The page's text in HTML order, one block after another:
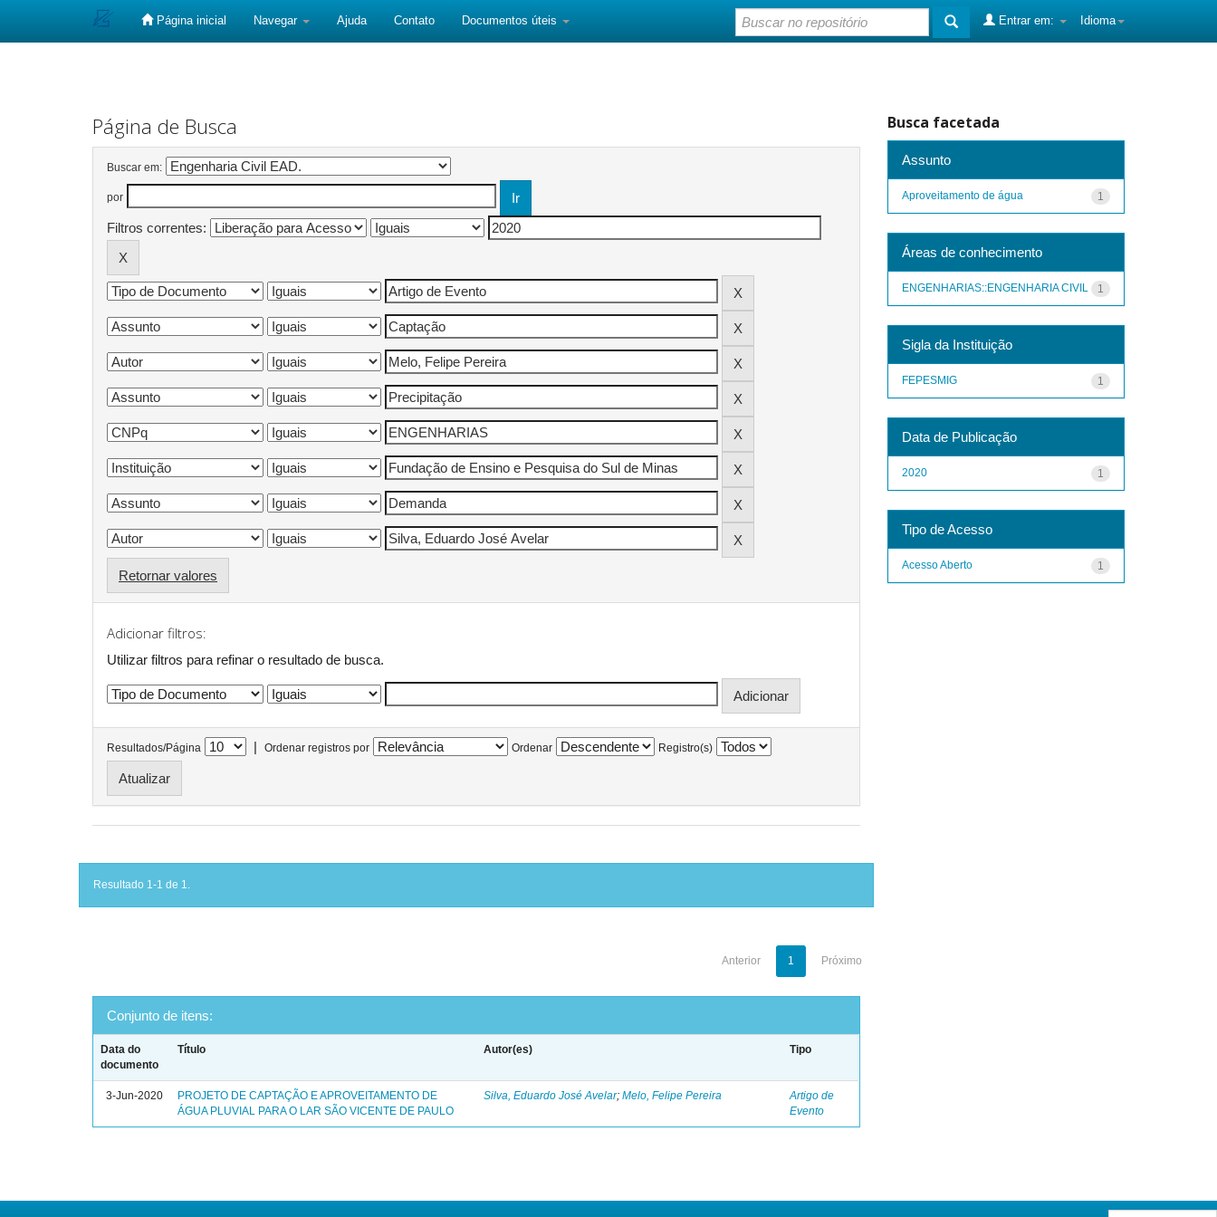
Página inicial Navegar Ajuda Contato Documentos úteis Idioma
Entrar em:
Página de Busca
Buscar em:
por
Filtros correntes:
Retornar valores
Adicionar filtros:
Utilizar filtros para refinar o resultado de busca.
Resultados/Página | Ordenar registros por Ordenar Registro(s)
Resultado 1-1 de 1.
Anterior 1 Próximo
Conjunto de itens:
Data do
documento
Título Autor(es) Tipo
3-Jun-2020
PROJETO DE CAPTAÇÃO E APROVEITAMENTO DE
ÁGUA PLUVIAL PARA O LAR SÃO VICENTE DE PAULO
Silva, Eduardo José Avelar;Melo, Felipe Pereira
Artigo de
Evento
Busca facetada
Assunto
1
Aproveitamento de água
Áreas de conhecimento
1
ENGENHARIAS::ENGENHARIA CIVIL
Sigla da Instituição
1
FEPESMIG
Data de Publicação
1
2020
Tipo de Acesso
1
Acesso Aberto